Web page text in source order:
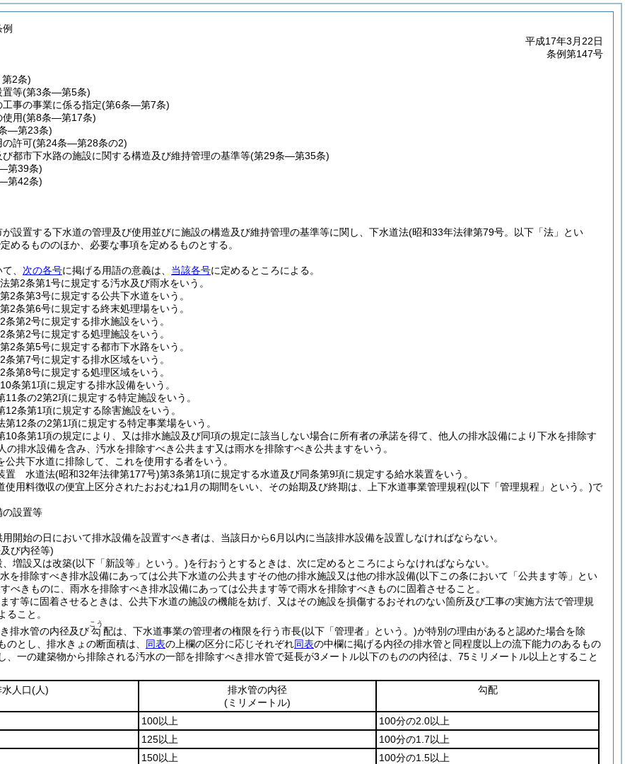
平成17年3月22日
条例第147号
2条)
置等(第3条―第5条)
事の事業に係る指定(第6条―第7条)
用(第8条―第17条)
―第23条)
の許可(第24条―第28条の2)
都市下水路の施設に関する構造及び維持管理の基準等(第29条―第35条)
第39条)
第42条)
が設置する下水道の管理及び使用並びに施設の構造及び維持管理の基準等に関し、下水道法(昭和33年法律第79号。以下「法」とい
めるもののほか、必要な事項を定めるものとする。
、 次の各号に掲げる用語の意義は、 当該各号に定めるところによる。
2条第1号に規定する汚水及び雨水をいう。
条第3号に規定する公共下水道をいう。
条第6号に規定する終末処理場をいう。
第2号に規定する排水施設をいう。
第2号に規定する処理施設をいう。
条第5号に規定する都市下水路をいう。
第7号に規定する排水区域をいう。
第8号に規定する処理区域をいう。
条第1項に規定する排水設備をいう。
条の2第2項に規定する特定施設をいう。
条第1項に規定する除害施設をいう。
12条の2第1項に規定する特定事業場をいう。
条第1項の規定により、又は排水施設及び同項の規定に該当しない場合に所有者の承諾を得て、他人の排水設備により下水を排除す
の排水設備を含み、汚水を排除すべき公共ます又は雨水を排除すべき公共ますをいう。
共下水道に排除して、これを使用する者をいう。
置 水道法(昭和32年法律第177号)第3条第1項に規定する水道及び同条第9項に規定する給水装置をいう。
用料徴収の便宜上区分されたおおむね1月の期間をいい、その始期及び終期は、上下水道事業管理規程(以下「管理規程」という。)で
の設置等
開始の日において排水設備を設置すべき者は、当該日から6月以内に当該排水設備を設置しなければならない。
び内径等)
増設又は改築(以下「新設等」という。)を行おうとするときは、次に定めるところによらなければならない。
を排除すべき排水設備にあっては公共下水道の公共ますその他の排水施設又は他の排水設備(以下この条において「公共ます等」とい
べきものに、雨水を排除すべき排水設備にあっては公共ます等で雨水を排除すべきものに固着させること。
す等に固着させるときは、公共下水道の施設の機能を妨げ、又はその施設を損傷するおそれのない箇所及び工事の実施方法で管理規
ること。
排水管の内径及び勾
こう
配は、下水道事業の管理者の権限を行う市長(以下「管理者」という。)が特別の理由があると認めた場合を除
のとし、排水きょの断面積は、 同表の上欄の区分に応じそれぞれ同表の中欄に掲げる内径の排水管と同程度以上の流下能力のあるもの
、一の建築物から排除される汚水の一部を排除すべき排水管で延長が3メートル以下のものの内径は、75ミリメートル以上とすること
人口(人)
排水管の内径
(ミリメートル)
勾配
100以上
100分の2.0以上
125以上
100分の1.7以上
150以上
100分の1.5以上